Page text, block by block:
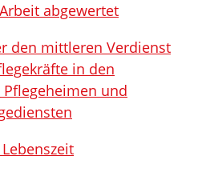
abgewertet
den mittleren Verdienst
in den
und